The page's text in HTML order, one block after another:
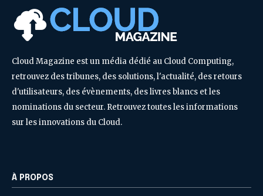
Cloud Magazine est un média dédié au Cloud Computing,
retrouvez des tribunes, des solutions, l'actualité, des retours
d'utilisateurs, des évènements, des livres blancs et les
nominations du secteur. Retrouvez toutes les informations
sur les innovations du Cloud.
À PROPOS